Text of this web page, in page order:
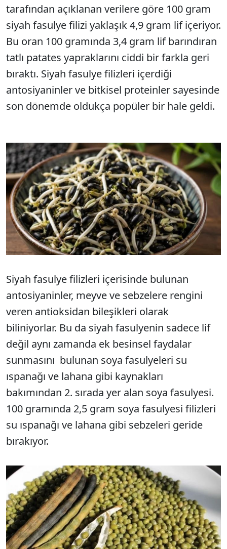
tarafından açıklanan verilere göre 100 gram
siyah fasulye filizi yaklaşık 4,9 gram lif içeriyor.
Bu oran 100 gramında 3,4 gram lif barındıran
tatlı patates yapraklarını ciddi bir farkla geri
bıraktı. Siyah fasulye filizleri içerdiği
antosiyaninler ve bitkisel proteinler sayesinde
son dönemde oldukça popüler bir hale geldi.
Siyah fasulye filizleri içerisinde bulunan
antosiyaninler, meyve ve sebzelere rengini
veren antioksidan bileşikleri olarak
biliniyorlar. Bu da siyah fasulyenin sadece lif
değil aynı zamanda ek besinsel faydalar
sunmasını bulunan soya fasulyeleri su
ıspanağı ve lahana gibi kaynakları
bakımından 2. sırada yer alan soya fasulyesi.
100 gramında 2,5 gram soya fasulyesi filizleri
su ıspanağı ve lahana gibi sebzeleri geride
bırakıyor.